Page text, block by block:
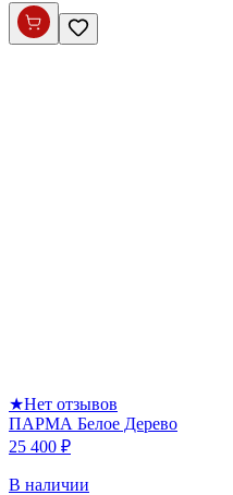
★Нет отзывов
ПАРМА Белое Дерево
25 400 ₽
В наличии